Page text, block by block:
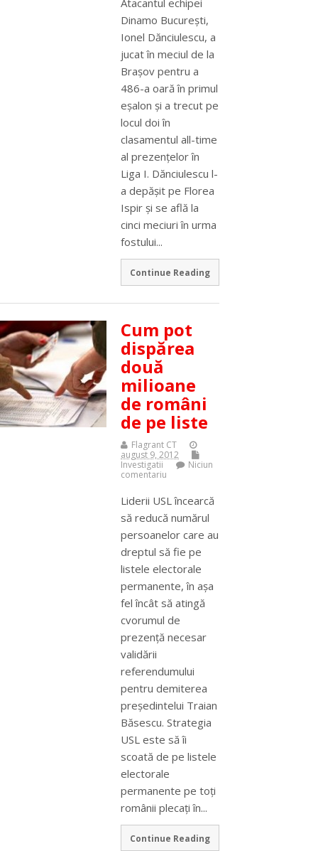
Dinamo Bucureşti,
Ionel Dănciulescu, a
jucat în meciul de la
Braşov pentru a
486-a oară în primul
eşalon şi a trecut pe
locul doi în
clasamentul all-time
al prezenţelor în
Liga I. Dănciulescu l-
a depăşit pe Florea
Ispir şi se află la
cinci meciuri în urma
fostului...
Continue Reading
Cum pot
dispărea
două
milioane
de români
de pe liste
Flagrant CT
august 9, 2012
Investigatii
Niciun
comentariu
Liderii USL încearcă
să reducă numărul
persoanelor care au
dreptul să fie pe
listele electorale
permanente, în aşa
fel încât să atingă
cvorumul de
prezenţă necesar
validării
referendumului
pentru demiterea
preşedintelui Traian
Băsescu. Strategia
USL este să îi
scoată de pe listele
electorale
permanente pe toţi
românii plecaţi în...
Continue Reading